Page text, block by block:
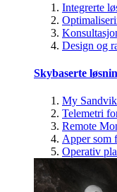
Integrerte
Design og
Skybaserte
My
Telemetri
Remote
Apper som
Operativ